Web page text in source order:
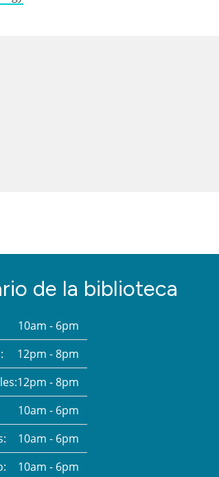
de la biblioteca
10am - 6pm
12pm - 8pm
12pm - 8pm
10am - 6pm
10am - 6pm
10am - 6pm